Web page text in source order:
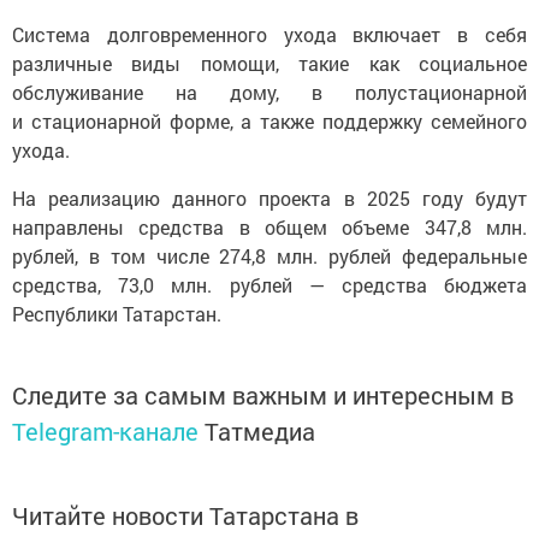
Система долговременного ухода включает в себя
различные виды помощи, такие как социальное
обслуживание на дому, в полустационарной
и стационарной форме, а также поддержку семейного
ухода.
На реализацию данного проекта в 2025 году будут
направлены средства в общем объеме 347,8 млн.
рублей, в том числе 274,8 млн. рублей федеральные
средства, 73,0 млн. рублей — средства бюджета
Республики Татарстан.
Следите за самым важным и интересным в
Telegram-канале Татмедиа
Читайте новости Татарстана в